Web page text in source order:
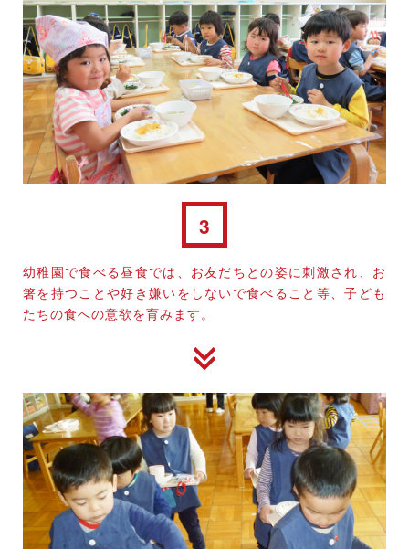
3
幼稚園で食べる昼食では、お友だちとの姿に刺激され、お
箸を持つことや好き嫌いをしないで食べること等、子ども
たちの食への意欲を育みます。